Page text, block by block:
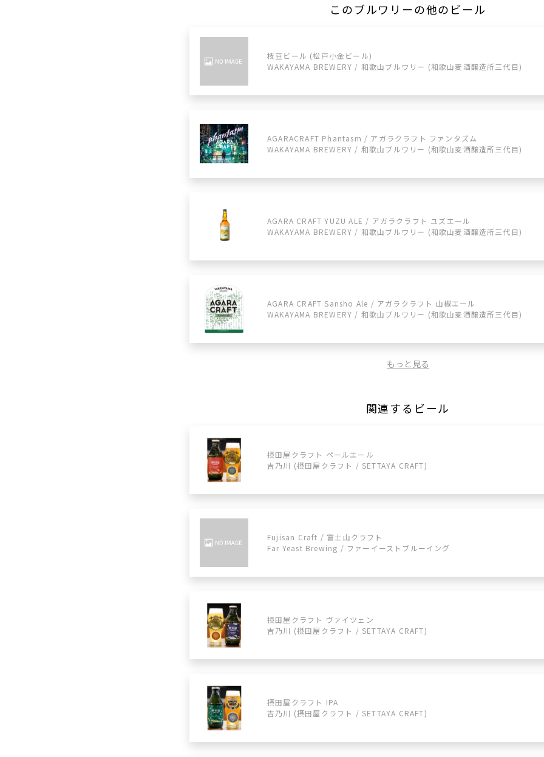
このブルワリーの他のビール
枝豆ビール (松戸小金ビール)
WAKAYAMA BREWERY / 和歌山ブルワリー (和歌山麦酒醸造所三代目)
AGARACRAFT Phantasm / アガラクラフト ファンタズム
WAKAYAMA BREWERY / 和歌山ブルワリー (和歌山麦酒醸造所三代目)
AGARA CRAFT YUZU ALE / アガラクラフト ユズエール
WAKAYAMA BREWERY / 和歌山ブルワリー (和歌山麦酒醸造所三代目)
AGARA CRAFT Sansho Ale / アガラクラフト 山椒エール
WAKAYAMA BREWERY / 和歌山ブルワリー (和歌山麦酒醸造所三代目)
もっと見る
関連するビール
摂田屋クラフト ペールエール
吉乃川 (摂田屋クラフト / SETTAYA CRAFT)
Fujisan Craft / 富士山クラフト
Far Yeast Brewing / ファーイーストブルーイング
摂田屋クラフト ヴァイツェン
吉乃川 (摂田屋クラフト / SETTAYA CRAFT)
摂田屋クラフト IPA
吉乃川 (摂田屋クラフト / SETTAYA CRAFT)